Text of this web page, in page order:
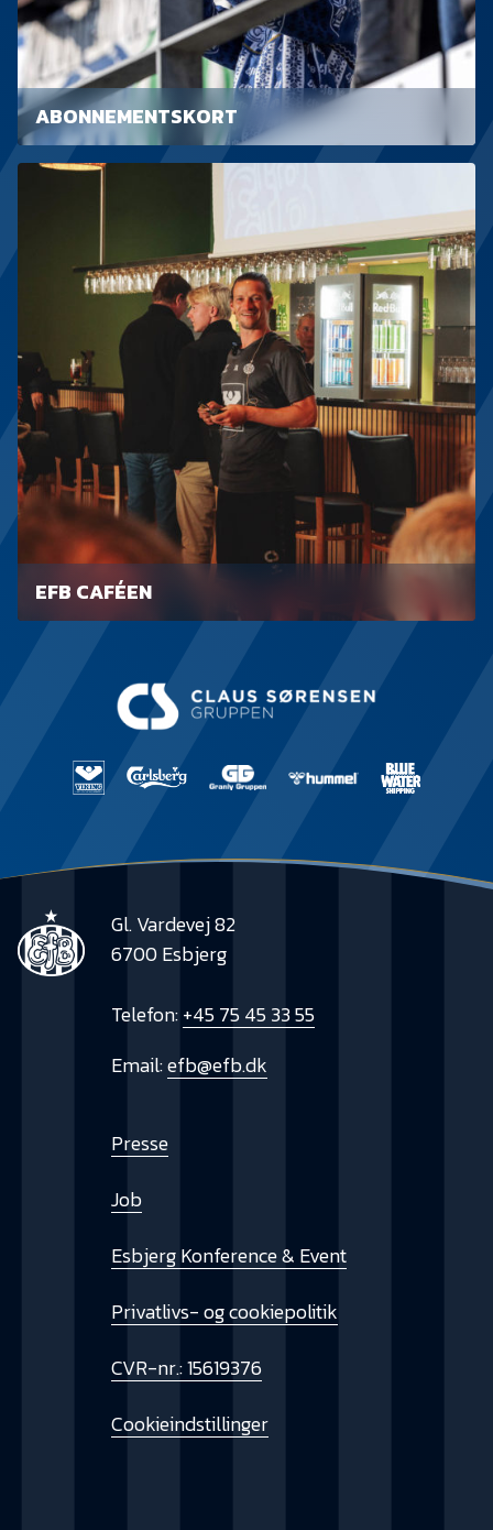
ABONNEMENTSKORT
EFB CAFÉEN
Gl. Vardevej 82
6700 Esbjerg
Telefon:+45 75 45 33 55
Email:efb@efb.dk
Presse
Job
Esbjerg Konference & Event
Privatlivs- og cookiepolitik
CVR-nr.: 15619376
Cookieindstillinger